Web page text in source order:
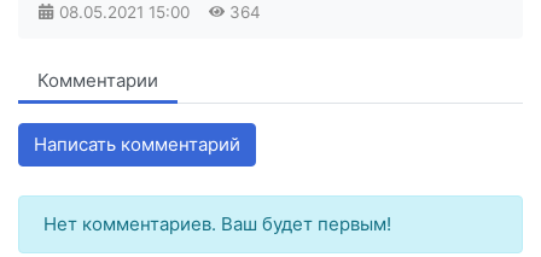
08.05.2021 15:00 364
Комментарии
Написать комментарий
Нет комментариев. Ваш будет первым!